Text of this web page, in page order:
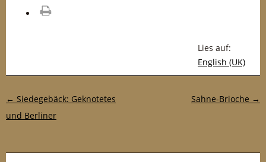
Lies auf:
English (UK)
Post-Navigation
← Siedegebäck: Geknotetes
und Berliner
Sahne-Brioche →